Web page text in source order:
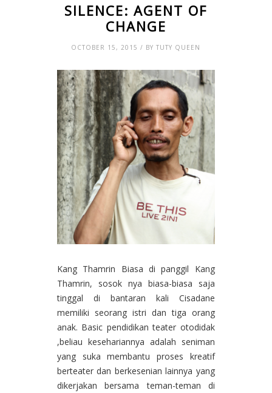
SILENCE: AGENT OF
CHANGE
OCTOBER 15, 2015 / BY TUTY QUEEN
Kang Thamrin Biasa di panggil Kang
Thamrin, sosok nya biasa-biasa saja
tinggal di bantaran kali Cisadane
memiliki seorang istri dan tiga orang
anak. Basic pendidikan teater otodidak
,beliau kesehariannya adalah seniman
yang suka membantu proses kreatif
berteater dan berkesenian lainnya yang
dikerjakan bersama teman-teman di